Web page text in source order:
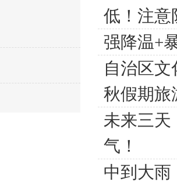
低！注意
强降温+
自治区
秋假期旅
未来三天
气！
中到大